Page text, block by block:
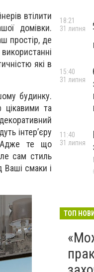
втілити
домівки.
простір, де
які в
будинку.
цікавими та
інтер’єру
Адже те що
сам стиль
Ваші смаки і
18:21
31 липня
15:40
31 липня
11:40
31 липня
ТОП